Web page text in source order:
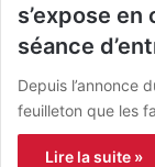
s’expose en
séance
Depuis l’annonce
feuilleton que les
Lire la suite »